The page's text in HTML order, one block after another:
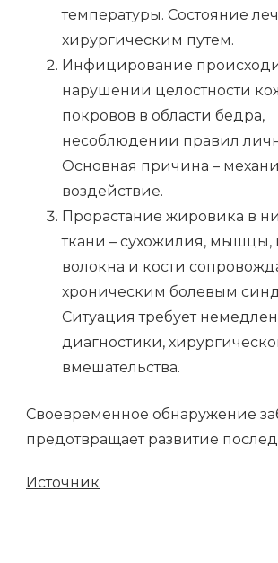
температуры. Состояние
хирургическим путем.
Инфицирование
нарушении целостности
покровов в области бедра,
несоблюдении правил
Основная причина –
воздействие.
Прорастание жировика в
ткани – сухожилия, мышцы,
волокна и кости
хроническим болевым
Ситуация требует
диагностики,
вмешательства.
Своевременное обнаружение
предотвращает развитие
Источник